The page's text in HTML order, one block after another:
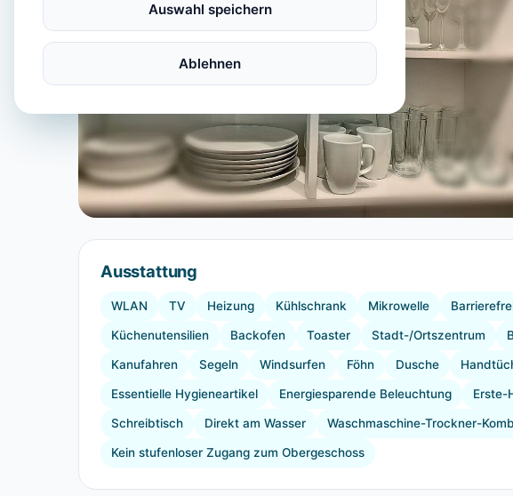
Ausstattung
WLAN TV Heizung Kühlschrank Mikrowelle
Küchenutensilien Backofen Toaster Stadt-/Ortszentrum
Kanufahren Segeln Windsurfen Föhn Dusche
Essentielle Hygieneartikel Energiesparende Beleuchtung Erste-
Schreibtisch Direkt am Wasser Waschmaschine-Trockner-
Kein stufenloser Zugang zum Obergeschoss
Auswahl speichern
Ablehnen